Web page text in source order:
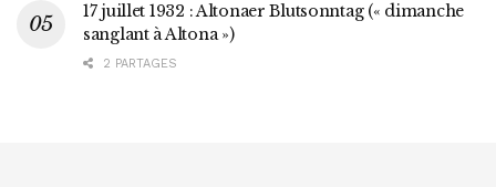
17 juillet 1932 : Altonaer Blutsonntag (« dimanche
sanglant à Altona »)
2 PARTAGES